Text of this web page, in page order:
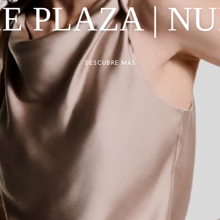
PLAZA |
DESCUBRE MÁS